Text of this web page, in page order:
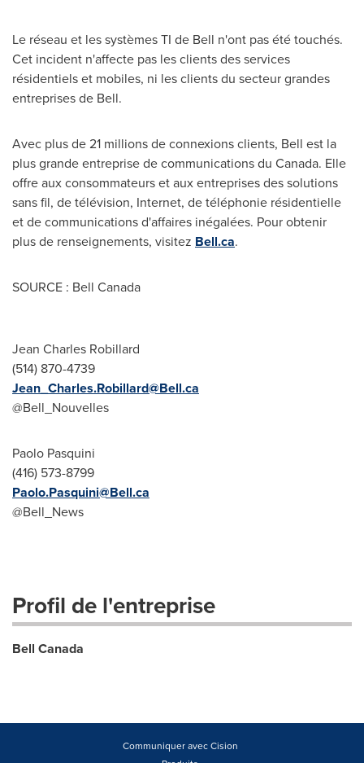
Le réseau et les systèmes TI de Bell n'ont pas été touchés.
Cet incident n'affecte pas les clients des services
résidentiels et mobiles, ni les clients du secteur grandes
entreprises de Bell.
Avec plus de 21 millions de connexions clients, Bell est la
plus grande entreprise de communications du Canada. Elle
offre aux consommateurs et aux entreprises des solutions
sans fil, de télévision, Internet, de téléphonie résidentielle
et de communications d'affaires inégalées. Pour obtenir
plus de renseignements, visitez Bell.ca.
SOURCE : Bell Canada
Jean Charles Robillard
(514) 870-4739
Jean_Charles.Robillard@Bell.ca
@Bell_Nouvelles
Paolo Pasquini
(416) 573-8799
Paolo.Pasquini@Bell.ca
@Bell_News
Profil de l'entreprise
Bell Canada
Communiquer avec Cision